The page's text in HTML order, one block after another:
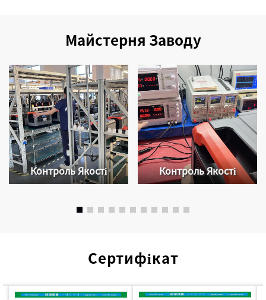
Майстерня Заводу
Контроль Якості Контроль Якості
Сертифікат